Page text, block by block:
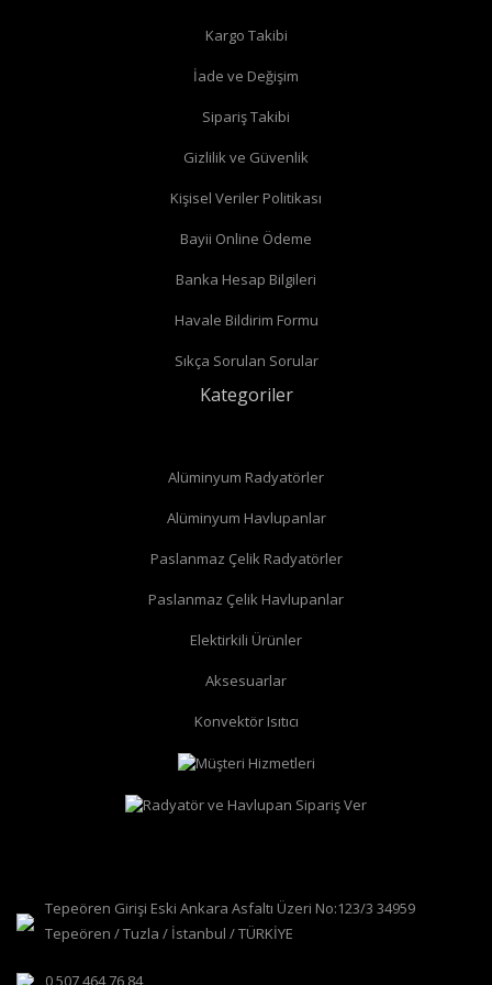
düz radyatör vanası
köşe radyatör vanası
Kargo Takibi
İade ve Değişim
Sipariş Takibi
Gizlilik ve Güvenlik
Kişisel Veriler Politikası
Bayii Online Ödeme
Banka Hesap Bilgileri
Havale Bildirim Formu
Sıkça Sorulan Sorular
Kategoriler
Alüminyum Radyatörler
Alüminyum Havlupanlar
Paslanmaz Çelik Radyatörler
Paslanmaz Çelik Havlupanlar
Elektirkili Ürünler
Aksesuarlar
Konvektör Isıtıcı
Tepeören Girişi Eski Ankara Asfaltı Üzeri No:123/3 34959
Tepeören / Tuzla / İstanbul / TÜRKİYE
0 507 464 76 84